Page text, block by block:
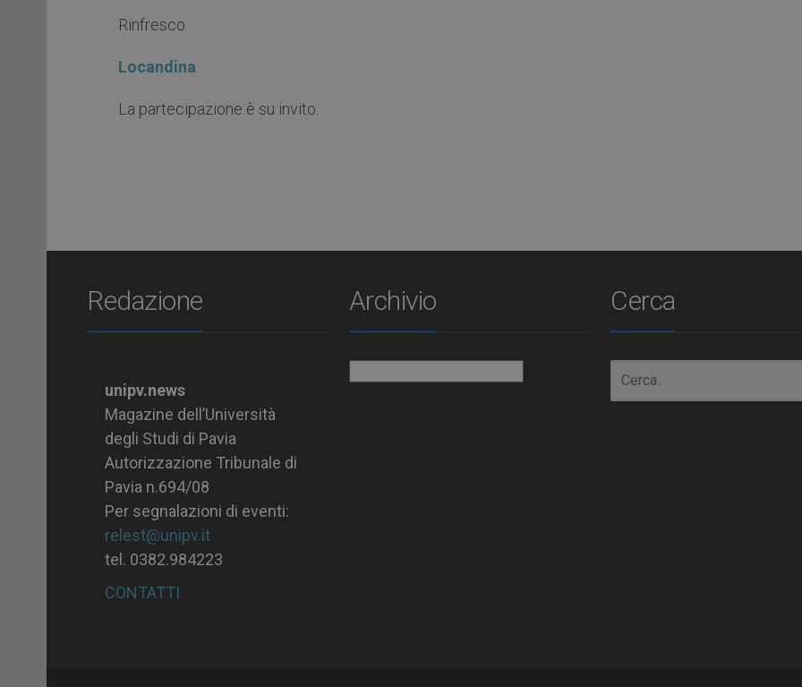
Rinfresco
Locandina
La partecipazione è su invito.
Redazione
unipv.news
Magazine dell’Università
degli Studi di Pavia
Autorizzazione Tribunale di
Pavia n.694/08
Per segnalazioni di eventi:
relest@unipv.it
tel. 0382.984223
CONTATTI
Archivio Cerca